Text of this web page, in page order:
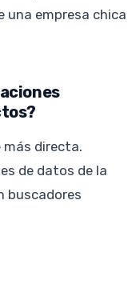
una empresa chica
más directa.
de datos de la
buscadores